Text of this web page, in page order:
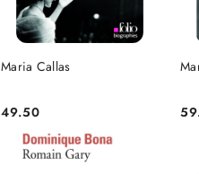
Maria Callas
Cena:
49.50
NIEDOSTĘPNY